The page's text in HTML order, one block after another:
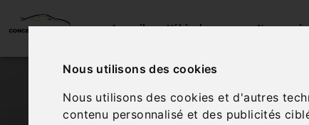
Nous utilisons des cookies
Nous utilisons des cookies et d'autres
contenu personnalisé et des publicités
Accueil Véhicules Nos